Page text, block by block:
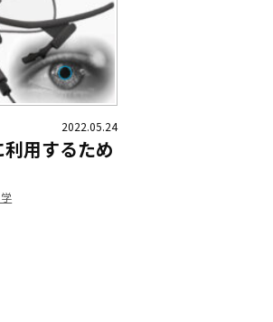
2022.05.24
用するため